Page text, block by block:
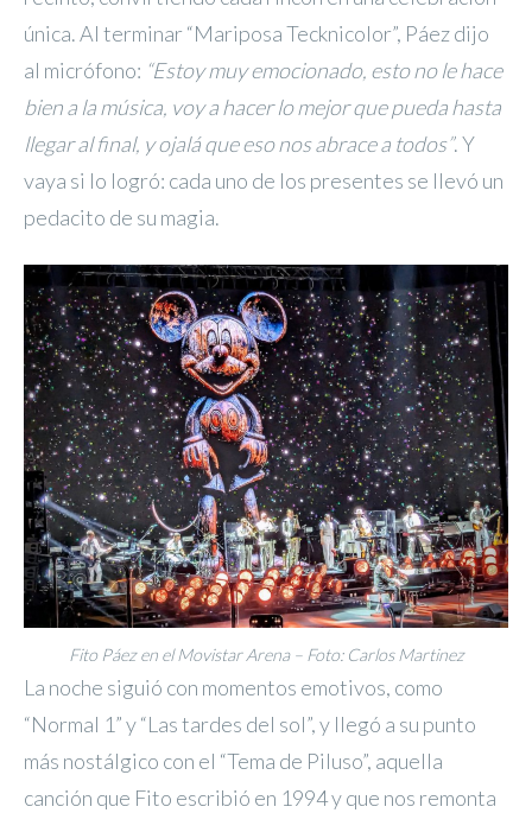
única. Al terminar “Mariposa Tecknicolor”, Páez dijo
al micrófono: “Estoy muy emocionado, esto no le hace
bien a la música, voy a hacer lo mejor que pueda hasta
llegar al final, y ojalá que eso nos abrace a todos”. Y
vaya si lo logró: cada uno de los presentes se llevó un
pedacito de su magia.
Fito Páez en el Movistar Arena – Foto: Carlos Martinez
La noche siguió con momentos emotivos, como
“Normal 1” y “Las tardes del sol”, y llegó a su punto
más nostálgico con el “Tema de Piluso”, aquella
canción que Fito escribió en 1994 y que nos remonta